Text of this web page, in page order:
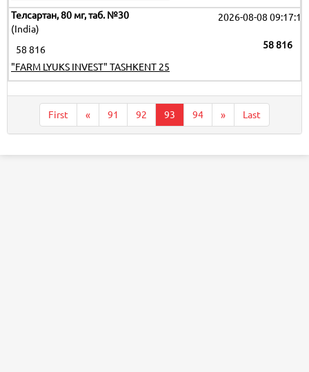
Телсартан, 80 мг, таб. №30
(India)
2026-08-08 09:17:19
58 816
58 816
"FARM LYUKS INVEST" TASHKENT 25
First « 91 92 93 94 » Last